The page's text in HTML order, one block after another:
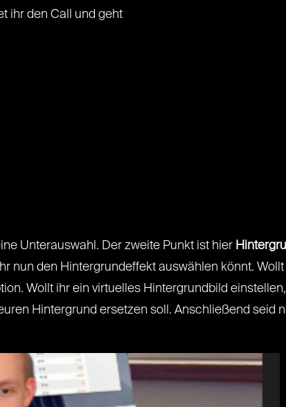
ihr den Call und geht
Unterauswahl. Der zweite Punkt ist hier
nun den Hintergrundeffekt auswählen könnt.
Wollt ihr ein virtuelles Hintergrundbild
Hintergrund ersetzen soll. Anschließend seid